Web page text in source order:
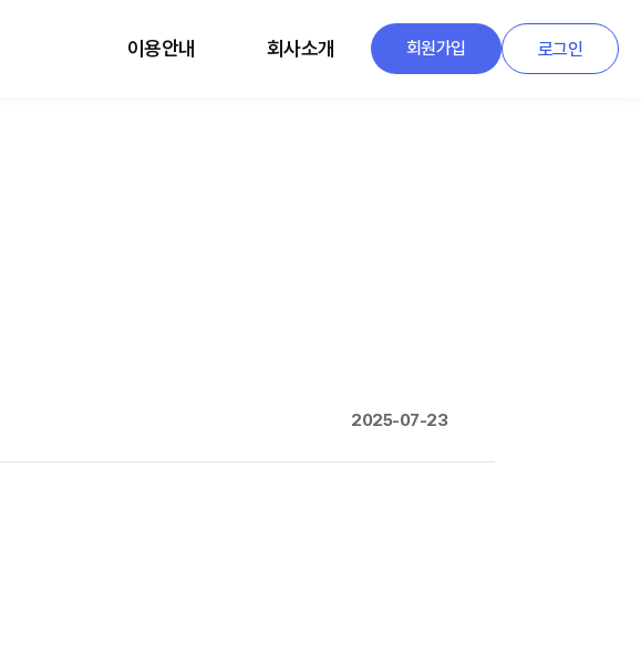
이용안내 회사소개 회원가입 로그인
2025-07-23